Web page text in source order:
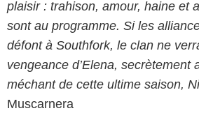
plaisir : trahison, amour, haine et
sont au programme. Si les
défont à Southfork, le clan ne
vengeance d’Elena, secrètement
méchant de cette ultime saison,
Muscarnera